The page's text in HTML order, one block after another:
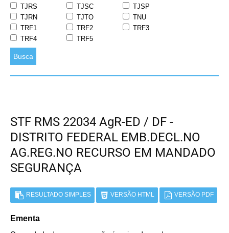
TJRS
TJSC
TJSP
TJRN
TJTO
TNU
TRF1
TRF2
TRF3
TRF4
TRF5
Busca
STF RMS 22034 AgR-ED / DF -
DISTRITO FEDERAL EMB.DECL.NO
AG.REG.NO RECURSO EM MANDADO
SEGURANÇA
RESULTADO SIMPLES VERSÃO HTML VERSÃO PDF
Ementa